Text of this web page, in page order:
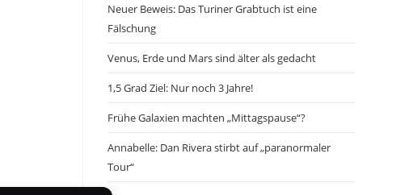
Neuer Beweis: Das Turiner Grabtuch ist eine
Fälschung
Venus, Erde und Mars sind älter als gedacht
1,5 Grad Ziel: Nur noch 3 Jahre!
Frühe Galaxien machten „Mittagspause“?
Annabelle: Dan Rivera stirbt auf „paranormaler
Tour“